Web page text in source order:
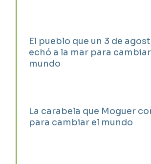
El pueblo que un 3 de
echó a la mar para
mundo
La carabela que Moguer
para cambiar el mundo